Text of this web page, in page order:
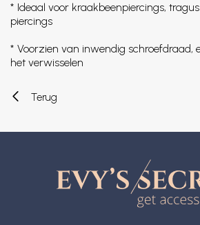
* Ideaal voor kraakbeenpiercings,
piercings
* Voorzien van inwendig schroefdraad,
het verwisselen
Terug